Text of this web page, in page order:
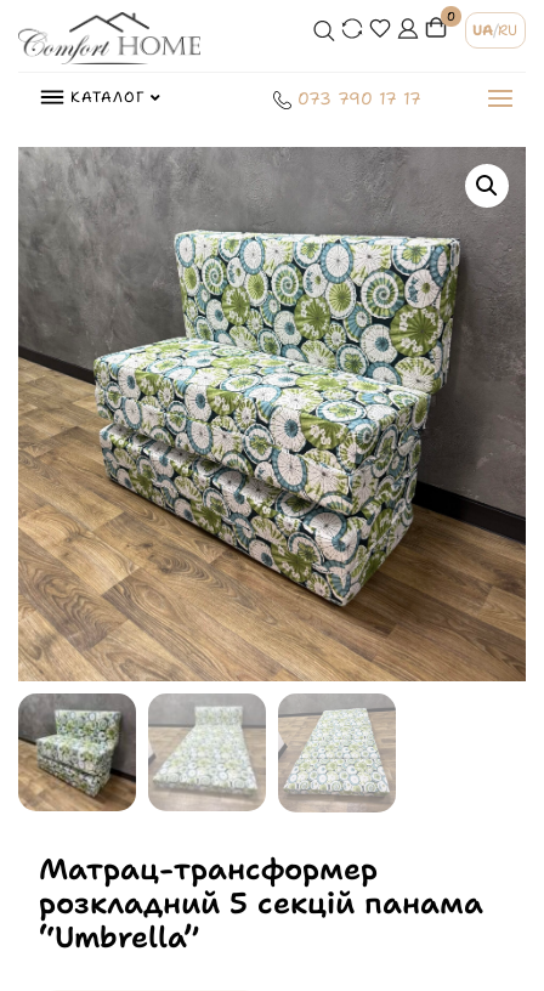
0
UA/RU
КАТАЛОГ 073 790 17 17
Матрац-трансформер
розкладний 5 секцій панама
“Umbrella”